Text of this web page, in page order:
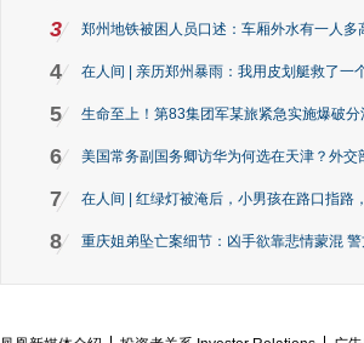
3 郑州地铁被困人员口述：车厢外水有一人多
4 在人间 | 亲历郑州暴雨：我用皮划艇救了一
5 生命至上！第83集团军某旅紧急实施爆破分
6 美国常务副国务卿访华为何选在天津？外交
7 在人间 | 红绿灯被淹后，小男孩在路口指路
8 重庆姐弟坠亡案细节：凶手欲靠悲情蒙混